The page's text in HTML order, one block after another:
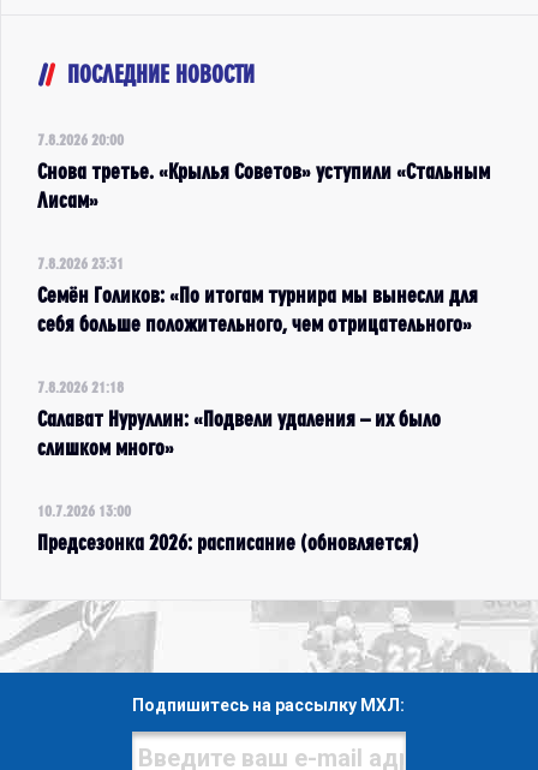
ПОСЛЕДНИЕ НОВОСТИ
7.8.2026 20:00
Снова третье. «Крылья Советов» уступили «Стальным
Лисам»
7.8.2026 23:31
Семён Голиков: «По итогам турнира мы вынесли для
себя больше положительного, чем отрицательного»
7.8.2026 21:18
Салават Нуруллин: «Подвели удаления – их было
слишком много»
10.7.2026 13:00
Предсезонка 2026: расписание (обновляется)
Подпишитесь на рассылку МХЛ: